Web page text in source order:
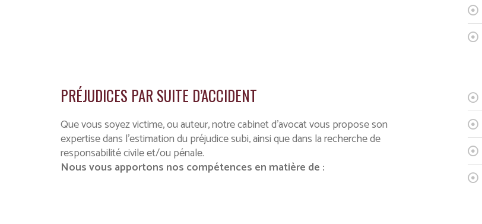
PRÉJUDICES PAR SUITE D’ACCIDENT
Que vous soyez victime, ou auteur, notre cabinet d’avocat vous propose son
expertise dans l’estimation du préjudice subi, ainsi que dans la recherche de
responsabilité civile et/ou pénale.
Nous vous apportons nos compétences en matière de :